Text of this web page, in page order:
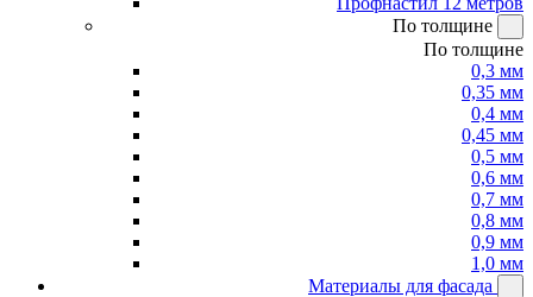
По толщине
По толщине
0,3 мм
0,35 мм
0,4 мм
0,45 мм
0,5 мм
0,6 мм
0,7 мм
0,8 мм
0,9 мм
1,0 мм
Материалы для фасада